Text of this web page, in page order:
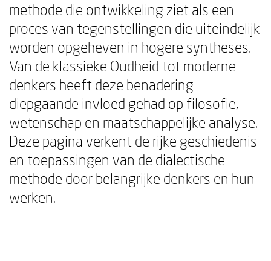
methode die ontwikkeling ziet als een
proces van tegenstellingen die uiteindelijk
worden opgeheven in hogere syntheses.
Van de klassieke Oudheid tot moderne
denkers heeft deze benadering
diepgaande invloed gehad op filosofie,
wetenschap en maatschappelijke analyse.
Deze pagina verkent de rijke geschiedenis
en toepassingen van de dialectische
methode door belangrijke denkers en hun
werken.